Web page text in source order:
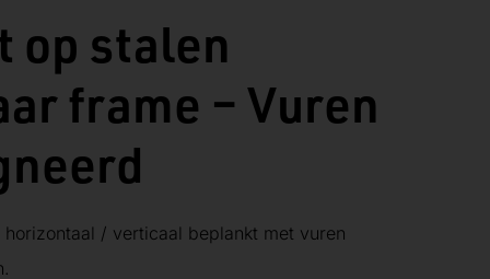
op stalen
frame – Vuren
/ verticaal beplankt met vuren